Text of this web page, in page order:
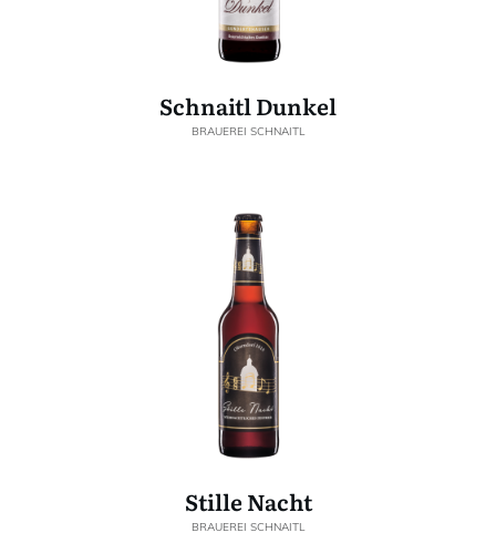
Schnaitl Dunkel
BRAUEREI SCHNAITL
Stille Nacht
BRAUEREI SCHNAITL